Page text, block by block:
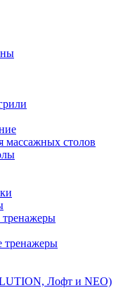
массажных столов
тренажеры
Лофт и NEO)